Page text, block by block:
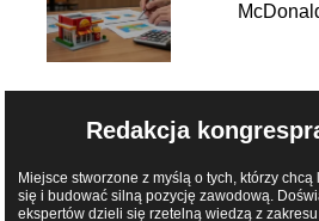
Redakcja
Miejsce stworzone z myślą o tych, którzy
się i budować silną pozycję zawodową.
ekspertów dzieli się rzetelną wiedzą z